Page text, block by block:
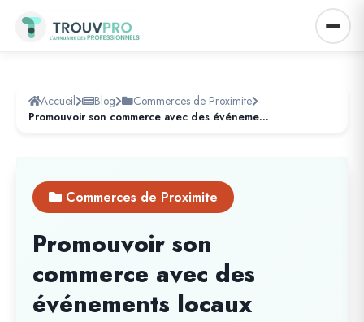
Accueil Blog Commerces de Proximite
Promouvoir son commerce avec des événements locaux
Commerces de Proximite
Promouvoir son
commerce avec des
événements locaux